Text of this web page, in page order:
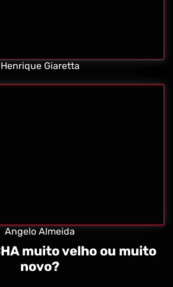
Henrique Giaretta
Angelo Almeida
muito velho ou muito
novo?